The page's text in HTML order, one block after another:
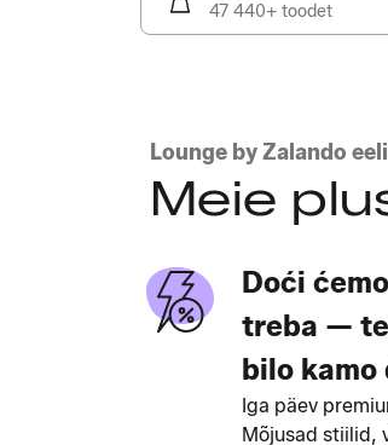
47 440+ toodet
Lounge by Zalando
Meie
Doći
treba —
bilo kamo
Iga päev
Mõjusad stiilid,